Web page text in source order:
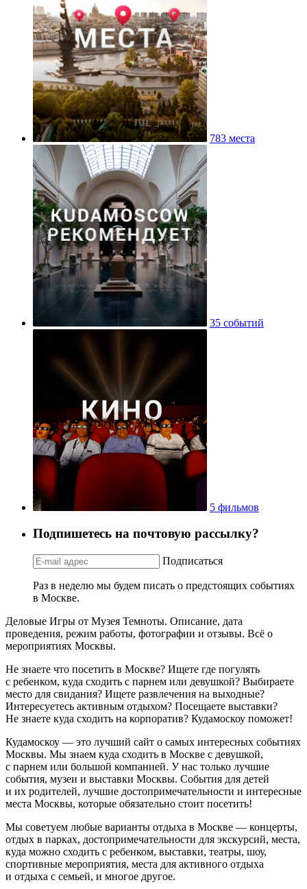
783 места
35 событий
5 фильмов
Подпишетесь на почтовую рассылку?
Подписаться
Раз в неделю мы будем писать о предстоящих событиях
в Москве.
Деловые Игры от Музея Темноты. Описание, дата
проведения, режим работы, фотографии и отзывы. Всё о
мероприятиях Москвы.
Не знаете что посетить в Москве? Ищете где погулять
с ребенком, куда сходить с парнем или девушкой? Выбираете
место для свидания? Ищете развлечения на выходные?
Интересуетесь активным отдыхом? Посещаете выставки?
Не знаете куда сходить на корпоратив? Кудамоскоу поможет!
Кудамоскоу — это лучший сайт о самых интересных событиях
Москвы. Мы знаем куда сходить в Москве с девушкой,
с парнем или большой компанией. У нас только лучшие
события, музеи и выставки Москвы. События для детей
и их родителей, лучшие достопримечательности и интересные
места Москвы, которые обязательно стоит посетить!
Мы советуем любые варианты отдыха в Москве — концерты,
отдых в парках, достопримечательности для экскурсий, места,
куда можно сходить с ребенком, выставки, театры, шоу,
спортивные мероприятия, места для активного отдыха
и отдыха с семьей, и многое другое.